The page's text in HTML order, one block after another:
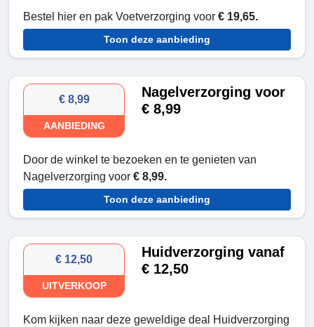
Bestel hier en pak Voetverzorging voor € 19,65.
Toon deze aanbieding
€ 8,99
AANBIEDING
Nagelverzorging voor
€ 8,99
Door de winkel te bezoeken en te genieten van
Nagelverzorging voor € 8,99.
Toon deze aanbieding
€ 12,50
UITVERKOOP
Huidverzorging vanaf
€ 12,50
Kom kijken naar deze geweldige deal Huidverzorging